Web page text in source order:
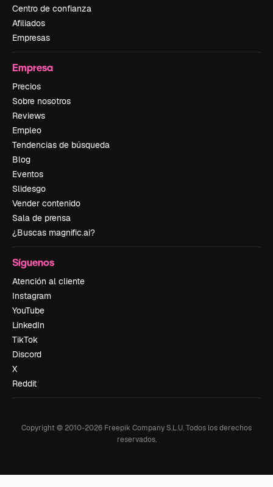
Centro de confianza
Afiliados
Empresas
Empresa
Precios
Sobre nosotros
Reviews
Empleo
Tendencias de búsqueda
Blog
Eventos
Slidesgo
Vender contenido
Sala de prensa
¿Buscas magnific.ai?
Síguenos
Atención al cliente
Instagram
YouTube
LinkedIn
TikTok
Discord
X
Reddit
Copyright © 2010-2026 Freepik Company S.L.U.Todos los derechos
reservados.